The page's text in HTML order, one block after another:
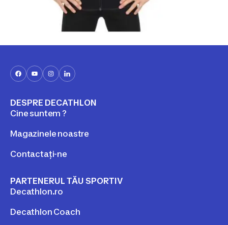
DESPRE DECATHLON
Cine suntem ?
Magazinele noastre
Contactați-ne
PARTENERUL TĂU SPORTIV
Decathlon.ro
Decathlon Coach